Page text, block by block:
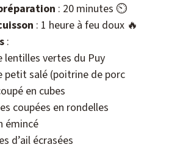
: 20 minutes ⏲️
: 1 heure à feu doux 🔥
:
lentilles vertes du Puy
petit salé (poitrine de porc
en cubes
coupées en rondelles
émincé
d’ail écrasées